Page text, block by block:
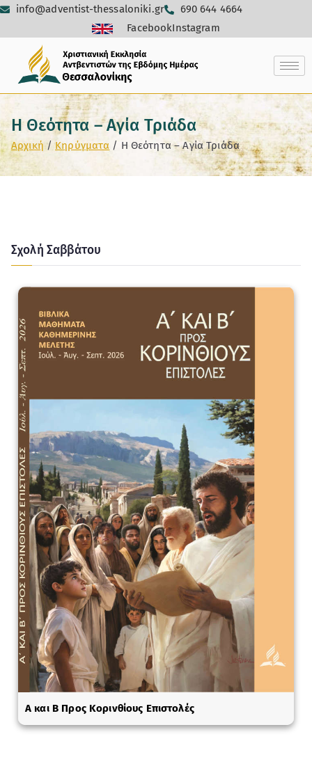
info@adventist-thessaloniki.gr
690 644 4664
FacebookInstagram
Η Θεότητα – Αγία Τριάδα
Αρχική Κηρύγματα Η Θεότητα – Αγία Τριάδα
Σχολή Σαββάτου
A και Β Προς Κορινθίους Επιστολές